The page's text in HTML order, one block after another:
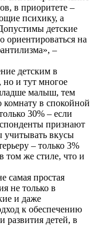
в приоритете –
психику, а
детские
на
–
детским в
но и тут многое
малыш, тем
комнату в спокойной
30% – если
признают
учитывать вкусы
– только 3%
том же стиле, что и
самая простая
не только в
и даже
к обеспечению
детей, в